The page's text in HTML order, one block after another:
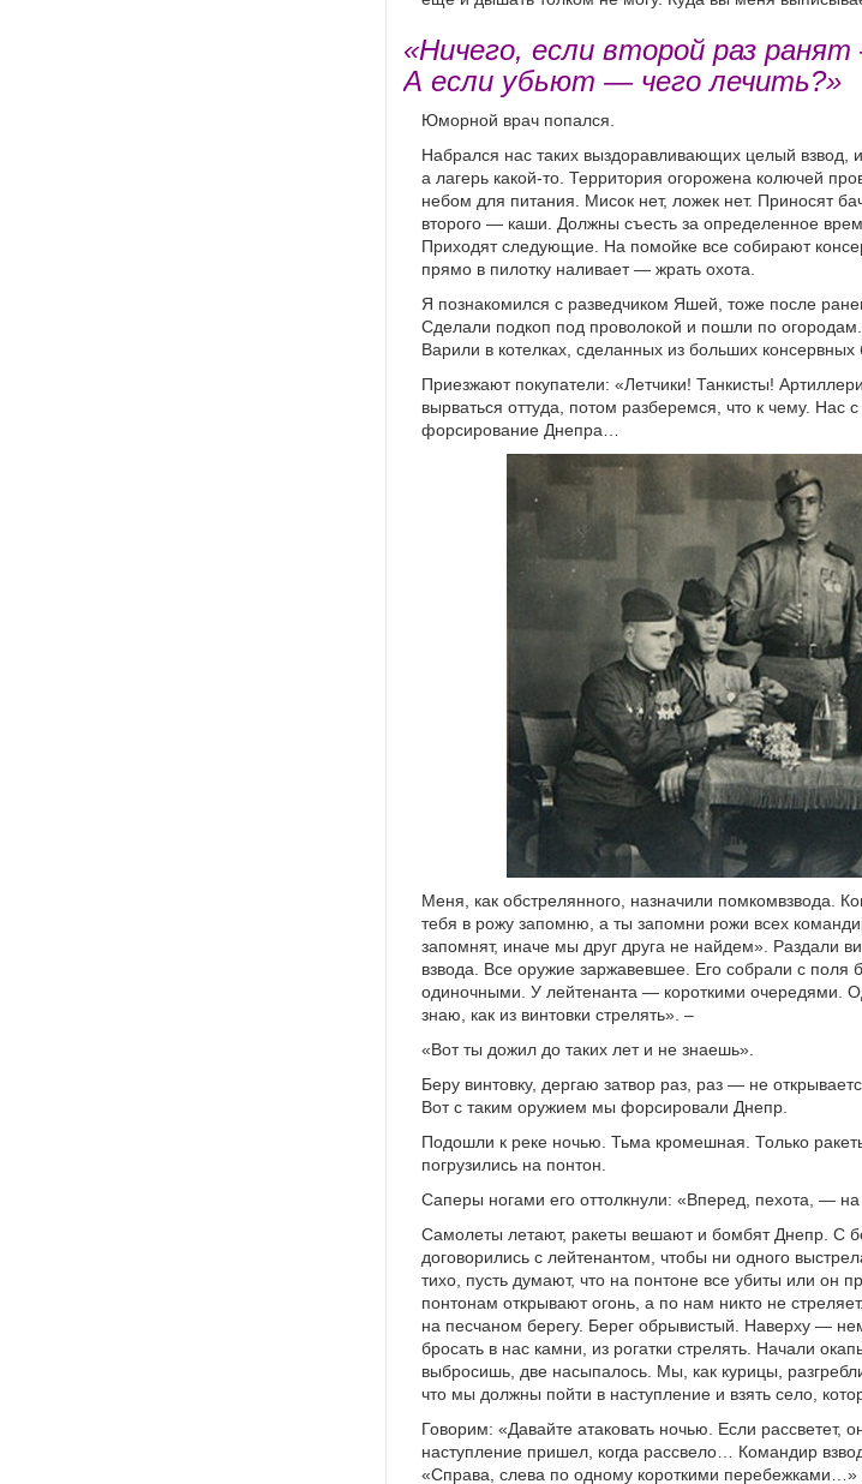
«Ничего, если второй раз
А если убьют — чего лечить?»
Юморной врач попался.
Набрался нас таких выздоравливающих целый взвод,
а лагерь какой-то. Территория огорожена колючей
небом для питания. Мисок нет, ложек нет. Приносят
второго — каши. Должны съесть за определенное
Приходят следующие. На помойке все собирают
прямо в пилотку наливает — жрать охота.
Я познакомился с разведчиком Яшей, тоже после
Сделали подкоп под проволокой и пошли по огородам.
Варили в котелках, сделанных из больших консервных
Приезжают покупатели: «Летчики! Танкисты!
вырваться оттуда, потом разберемся, что к чему.
форсирование Днепра…
Меня, как обстрелянного, назначили помкомвзвода.
тебя в рожу запомню, а ты запомни рожи всех
запомнят, иначе мы друг друга не найдем». Раздали
взвода. Все оружие заржавевшее. Его собрали с
одиночными. У лейтенанта — короткими очередями.
знаю, как из винтовки стрелять». –
«Вот ты дожил до таких лет и не знаешь».
Беру винтовку, дергаю затвор раз, раз — не
Вот с таким оружием мы форсировали Днепр.
Подошли к реке ночью. Тьма кромешная. Только
погрузились на понтон.
Саперы ногами его оттолкнули: «Вперед, пехота, —
Самолеты летают, ракеты вешают и бомбят Днепр. С
договорились с лейтенантом, чтобы ни одного
тихо, пусть думают, что на понтоне все убиты или он
понтонам открывают огонь, а по нам никто не
на песчаном берегу. Берег обрывистый. Наверху —
бросать в нас камни, из рогатки стрелять. Начали
выбросишь, две насыпалось. Мы, как курицы,
что мы должны пойти в наступление и взять село,
Говорим: «Давайте атаковать ночью. Если рассветет,
наступление пришел, когда рассвело… Командир
«Справа, слева по одному короткими